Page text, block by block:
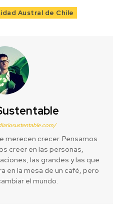
Austral de Chile
merecen crecer. Pensamos
creer en las personas,
las grandes y las que
en la mesa de un café, pero
el mundo.